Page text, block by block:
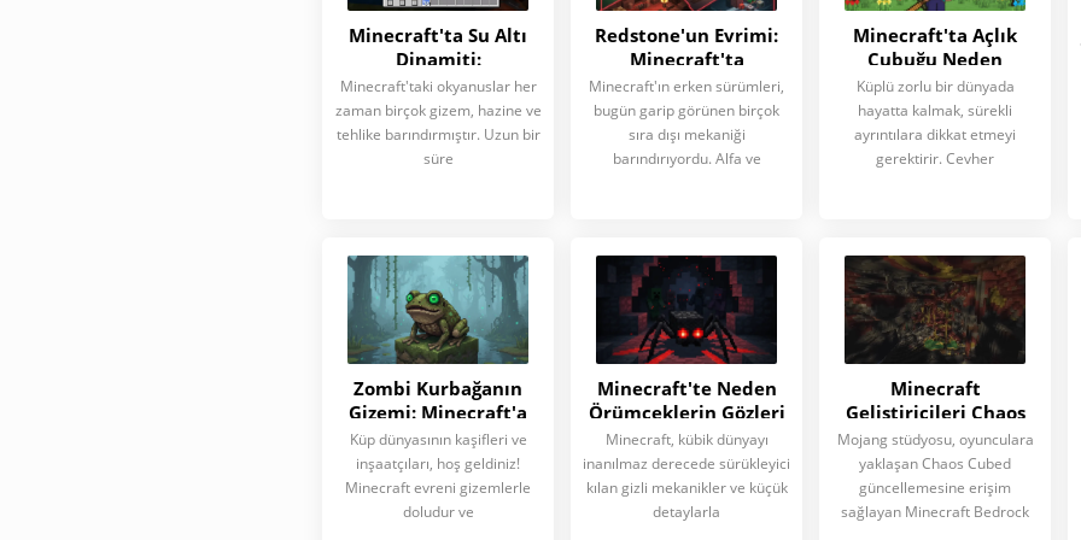
Minecraft'ta Su Altı
Dinamiti:
Derinliklerde Patlayıcı
Yenilikler
Minecraft'taki okyanuslar her
zaman birçok gizem, hazine ve
tehlike barındırmıştır. Uzun bir
süre
Redstone'un Evrimi:
Minecraft'ta
Meşaleler Nasıl
Düğme Olmaktan
Çıktı
Minecraft'ın erken sürümleri,
bugün garip görünen birçok
sıra dışı mekaniği
barındırıyordu. Alfa ve
Minecraft'ta Açlık
Çubuğu Neden
Yerinizde Dururken
Azalmıyor: Hayatta
Kalma Sırları
Küplü zorlu bir dünyada
hayatta kalmak, sürekli
ayrıntılara dikkat etmeyi
gerektirir. Cevher
Zombi Kurbağanın
Gizemi: Minecraft'a
Hiç Gelmeyen Mob
Küp dünyasının kaşifleri ve
inşaatçıları, hoş geldiniz!
Minecraft evreni gizemlerle
doludur ve
Minecraft'te Neden
Örümceklerin Gözleri
Parlıyor da Diğer
Mobların Parlamıyor?
Minecraft, kübik dünyayı
inanılmaz derecede sürükleyici
kılan gizli mekanikler ve küçük
detaylarla
Minecraft
Geliştiricileri Chaos
Cubed Güncellemesini
Test Ediyor: Bedrock
26.20.23 Beta
İncelemesi
Mojang stüdyosu, oyunculara
yaklaşan Chaos Cubed
güncellemesine erişim
sağlayan Minecraft Bedrock